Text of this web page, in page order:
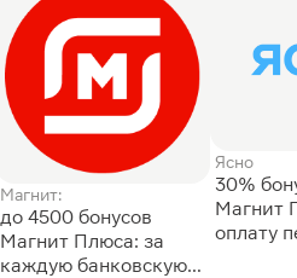
Магнит:
до 4500 бонусов
Магнит Плюса: за
каждую банковскую
Ясно
30%
Магнит
оплату